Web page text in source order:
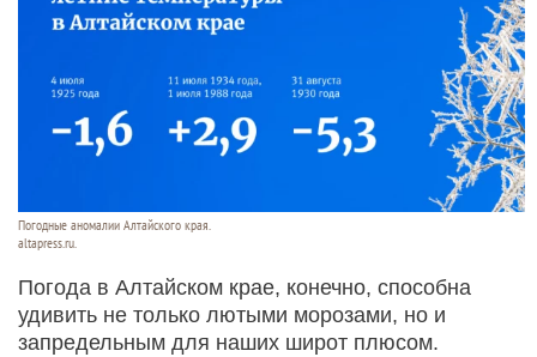
Погодные аномалии Алтайского края.
altapress.ru.
Погода в Алтайском крае, конечно, способна
удивить не только лютыми морозами, но и
запредельным для наших широт плюсом.